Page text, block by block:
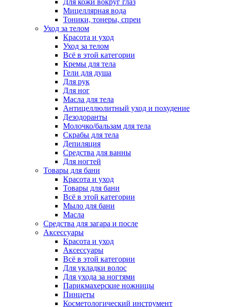
Для кожи вокруг глаз
Мицеллярная вода
Тоники, тонеры, спреи
Уход за телом
Красота и уход
Уход за телом
Всё в этой категории
Кремы для тела
Гели для душа
Для рук
Для ног
Масла для тела
Антицеллюлитный уход и похудение
Дезодоранты
Молочко/бальзам для тела
Скрабы для тела
Депиляция
Средства для ванны
Для ногтей
Товары для бани
Красота и уход
Товары для бани
Всё в этой категории
Мыло для бани
Масла
Средства для загара и после
Аксессуары
Красота и уход
Аксессуары
Всё в этой категории
Для укладки волос
Для ухода за ногтями
Парикмахерские ножницы
Пинцеты
Косметологический инструмент